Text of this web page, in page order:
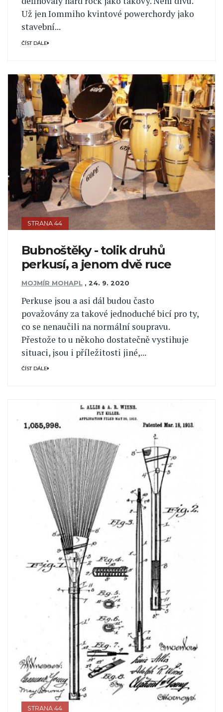
Už jen Iommiho kvintové powerchordy jako
stavební...
ČÍST DÁLE
STRANA 44
Bubnoštěky - tolik druhů
perkusí, a jenom dvě ruce
MOJMÍR MOHAPL , 24. 9. 2020
Perkuse jsou a asi dál budou často
považovány za takové jednoduché bicí pro ty,
co se nenaučili na normální soupravu.
Přestože to u někoho dostatečně vystihuje
situaci, jsou i příležitosti jiné,...
ČÍST DÁLE
STRANA 44